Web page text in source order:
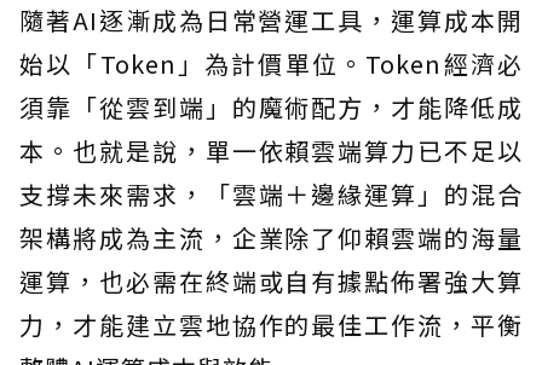
隨著AI逐漸成為日常營運工具，運算成本開
始以「Token」為計價單位。Token經濟必
須靠「從雲到端」的魔術配方，才能降低成
本。也就是說，單一依賴雲端算力已不足以
支撐未來需求，「雲端＋邊緣運算」的混合
架構將成為主流，企業除了仰賴雲端的海量
運算，也必需在終端或自有據點佈署強大算
力，才能建立雲地協作的最佳工作流，平衡